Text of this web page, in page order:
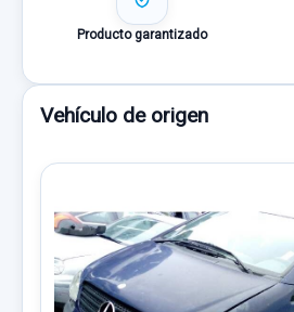
Producto garantizado
Vehículo de origen